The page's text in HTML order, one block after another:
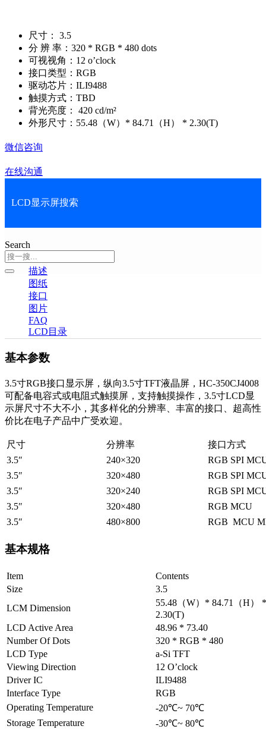
尺寸： 3.5
分 辨 率：320 * RGB * 480 dots
可视视角：12 o’clock
接口类型：RGB
驱动芯片：ILI9488
触摸方式：TBD
背光亮度： 420 cd/m²
外形尺寸：55.48（W）* 84.71（H） * 2.30(T)
微信咨询
在线沟通
LCD显示屏搜索
Search
描述
图纸
接口
图片
FAQ
LCD目录
基本参数
3.5寸RGB接口显示屏，纵向3.5寸TFT液晶屏，HC-350CJ4008
可配备电容式或电阻式触摸屏，支持触摸操作，3.5寸LCD显
示屏尺寸不大不小，其多样化的分辨率、丰富的接口、超高性
价比在电子产品中广受欢迎。
尺寸 分辨率
接口方式
3.5″
240×320
RGB SPI
3.5″
320×480
RGB SPI
3.5″
320×240
RGB SPI
3.5″
320×480
RGB MCU
3.5″
480×800 RGB MCU
基本规格
Item
Contents
Size
3.5
LCM Dimension
55.48（W）* 84.71（H） *
2.30(T)
LCD Active Area
48.96 * 73.40
Number Of Dots
320 * RGB * 480
LCD Type
a-Si TFT
Viewing Direction
12 O’clock
Driver IC
ILI9488
Interface Type
RGB
Operating Temperature
-20℃~ 70℃
Storage Temperature
-30℃~ 80℃